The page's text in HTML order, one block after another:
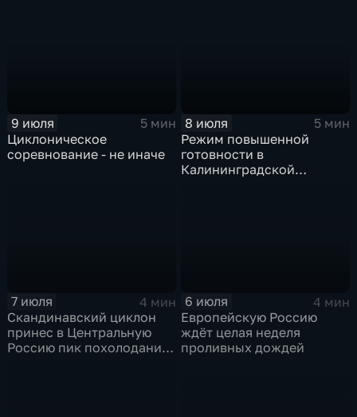
9 июля
5 мин
Циклоническое
соревнование - не иначе
8 июля
5 мин
Режим повышенной
готовности в
Калининградской
7 июля
4 мин
Скандинавский циклон
принес в Центральную
Россию пик похолодания
6 июля
4 мин
Европейскую Россию
ждёт целая неделя
проливных дождей